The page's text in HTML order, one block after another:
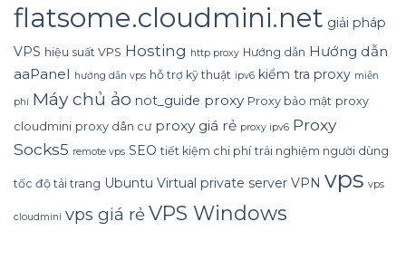
flatsome.cloudmini.net giải pháp
VPS hiệu suất VPS Hosting http proxy Hướng dẫn Hướng dẫn
aaPanel hướng dẫn vps hỗ trợ kỹ thuật ipv6 kiểm tra proxy miễn
phí Máy chủ ảo not_guide proxy Proxy bảo mật proxy
cloudmini proxy dân cư proxy giá rẻ proxy ipv6 Proxy
Socks5 remote vps SEO tiết kiệm chi phí trải nghiệm người dùng
tốc độ tải trang Ubuntu Virtual private server VPN vps vps
cloudmini vps giá rẻVPS Windows